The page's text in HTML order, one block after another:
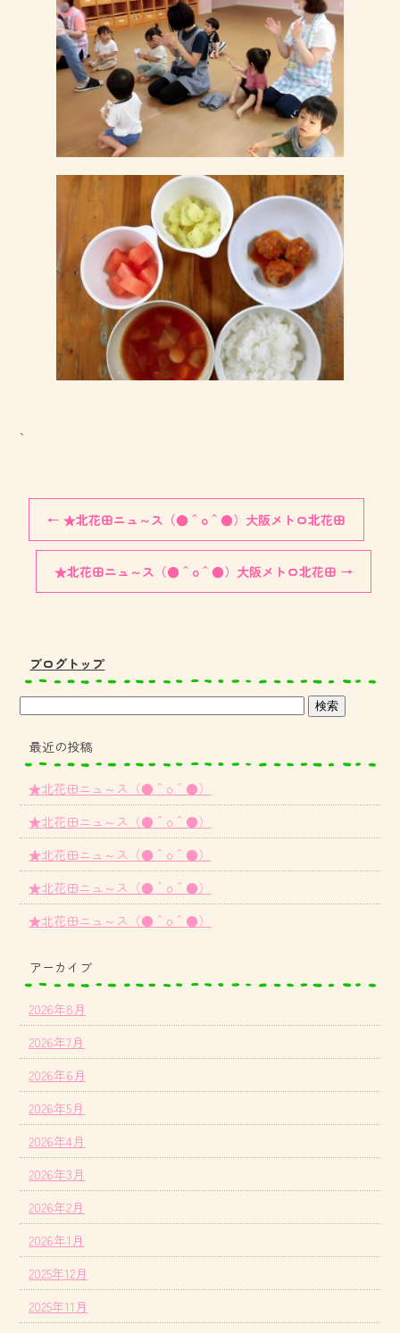
、
← ★北花田ニュ～ス（●＾o＾●）大阪メトロ北花田
★北花田ニュ～ス（●＾o＾●）大阪メトロ北花田 →
ブログトップ
最近の投稿
★北花田ニュ～ス（●＾o＾●）
★北花田ニュ～ス（●＾o＾●）
★北花田ニュ～ス（●＾o＾●）
★北花田ニュ～ス（●＾o＾●）
★北花田ニュ～ス（●＾o＾●）
アーカイブ
2026年8月
2026年7月
2026年6月
2026年5月
2026年4月
2026年3月
2026年2月
2026年1月
2025年12月
2025年11月